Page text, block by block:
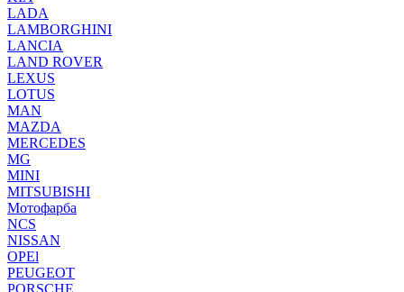
LADA
LAMBORGHINI
LANCIA
LAND ROVER
LEXUS
LOTUS
MAN
MAZDA
MERCEDES
MG
MINI
MITSUBISHI
Мотофарба
NCS
NISSAN
OPEl
PEUGEOT
PORSCHE